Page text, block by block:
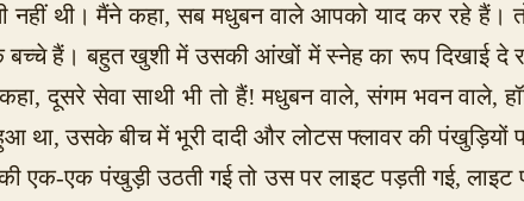
नहीं थी। मैंने कहा, सब मधुबन वाले आपको याद कर रहे हैं।
बच्चे हैं। बहुत खुशी में उसकी आंखों में स्नेह का रूप दिखाई दे
दूसरे सेवा साथी भी तो हैं! मधुबन वाले, संगम भवन वाले,
था, उसके बीच में भूरी दादी और लोटस फ्लावर की
एक-एक पंखुड़ी उठती गई तो उस पर लाइट पड़ती गई,